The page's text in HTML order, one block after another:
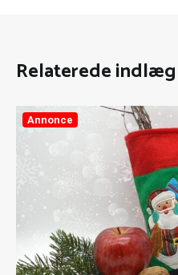
Relaterede indlæg
Annonce